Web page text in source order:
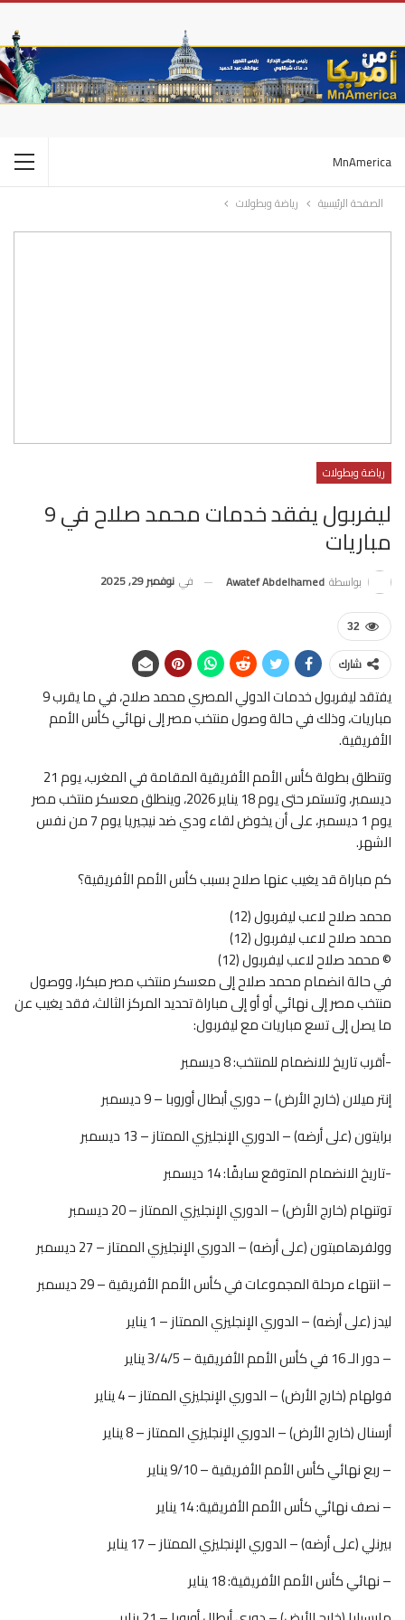
MnAmerica
الصفحة الرئيسية رياضة وبطولات
رياضة وبطولات
ليفربول يفقد خدمات محمد صلاح في 9
مباريات
بواسطة Awatef Abdelhamed في نوفمبر 29, 2025
32
شارك
يفتقد ليفربول خدمات الدولي المصري محمد صلاح، في ما يقرب 9
مباريات، وذلك في حالة وصول منتخب مصر إلى نهائي كأس الأمم
الأفريقية.
وتنطلق بطولة كأس الأمم الأفريقية المقامة في المغرب، يوم 21
ديسمبر، وتستمر حتى يوم 18 يناير 2026، وينطلق معسكر منتخب مصر
يوم 1 ديسمبر، على أن يخوض لقاء ودي ضد نيجيريا يوم 7 من نفس
الشهر.
كم مباراة قد يغيب عنها صلاح بسبب كأس الأمم الأفريقية؟
محمد صلاح لاعب ليفربول (12)
محمد صلاح لاعب ليفربول (12)
© محمد صلاح لاعب ليفربول (12)
في حالة انضمام محمد صلاح إلى معسكر منتخب مصر مبكرا، ووصول
منتخب مصر إلى نهائي أو أو إلى مباراة تحديد المركز الثالث، فقد يغيب عن
ما يصل إلى تسع مباريات مع ليفربول:
-أقرب تاريخ للانضمام للمنتخب: 8 ديسمبر
إنتر ميلان (خارج الأرض) – دوري أبطال أوروبا – 9 ديسمبر
برايتون (على أرضه) – الدوري الإنجليزي الممتاز – 13 ديسمبر
-تاريخ الانضمام المتوقع سابقًا: 14 ديسمبر
توتنهام (خارج الأرض) – الدوري الإنجليزي الممتاز – 20 ديسمبر
وولفرهامبتون (على أرضه) – الدوري الإنجليزي الممتاز – 27 ديسمبر
– انتهاء مرحلة المجموعات في كأس الأمم الأفريقية – 29 ديسمبر
ليدز (على أرضه) – الدوري الإنجليزي الممتاز – 1 يناير
– دور الـ 16 في كأس الأمم الأفريقية – 3/4/5 يناير
فولهام (خارج الأرض) – الدوري الإنجليزي الممتاز – 4 يناير
أرسنال (خارج الأرض) – الدوري الإنجليزي الممتاز – 8 يناير
– ربع نهائي كأس الأمم الأفريقية – 9/10 يناير
– نصف نهائي كأس الأمم الأفريقية: 14 يناير
بيرنلي (على أرضه) – الدوري الإنجليزي الممتاز – 17 يناير
– نهائي كأس الأمم الأفريقية: 18 يناير